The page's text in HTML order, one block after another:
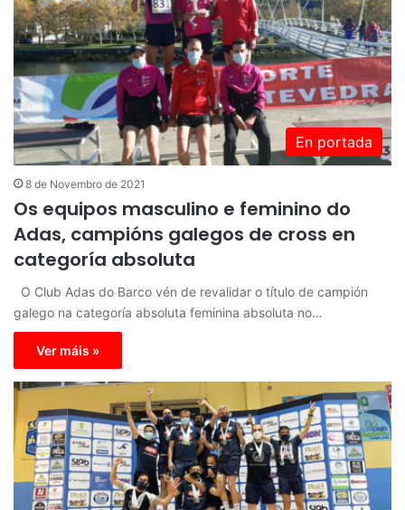
En portada
8 de Novembro de 2021
Os equipos masculino e feminino do
Adas, campións galegos de cross en
categoría absoluta
O Club Adas do Barco vén de revalidar o título de campión
galego na categoría absoluta feminina absoluta no…
Ver máis »